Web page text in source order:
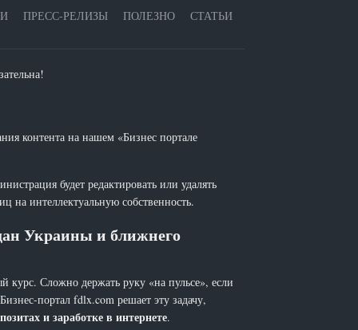
ПРЕСС-РЕЛИЗЫ ПОЛЕЗНО СТАТЬИ
контента на нашем «Бизнес портале
будет редактировать или удалять
на интеллектуальную собственность.
Украины и ближнего
курс. Сложно держать руку «на пульсе», если
портал fdlx.com решает эту задачу,
и заработке в интернете.